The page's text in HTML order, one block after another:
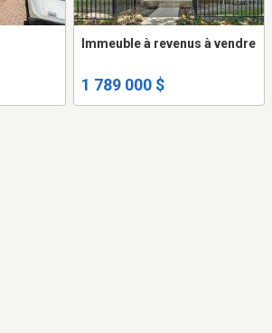
Immeuble à revenus à vendre
1 789 000 $